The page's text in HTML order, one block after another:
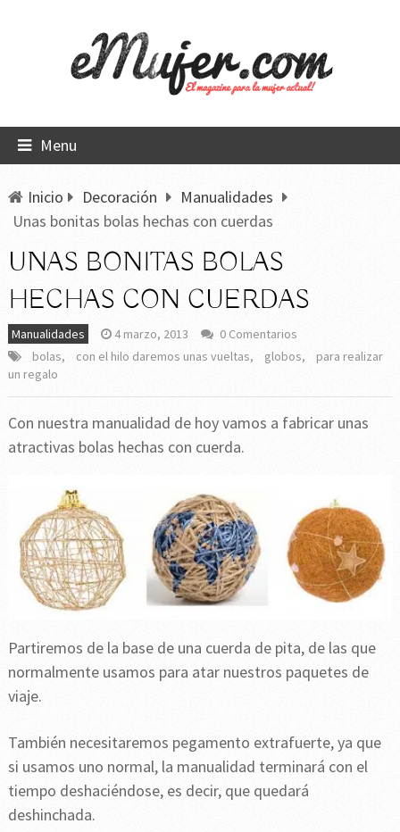
Menu
Inicio Decoración
Manualidades
Unas bonitas bolas hechas con cuerdas
UNAS BONITAS BOLAS
HECHAS CON CUERDAS
Manualidades 4 marzo, 2013
0 Comentarios
bolas, con el hilo daremos unas vueltas, globos,
para realizar
un regalo
Con nuestra manualidad de hoy vamos a fabricar unas
atractivas bolas hechas con cuerda.
Partiremos de la base de una cuerda de pita, de las que
normalmente usamos para atar nuestros paquetes de
viaje.
También necesitaremos pegamento extrafuerte, ya que
si usamos uno normal, la manualidad terminará con el
tiempo deshaciéndose, es decir, que quedará
deshinchada.